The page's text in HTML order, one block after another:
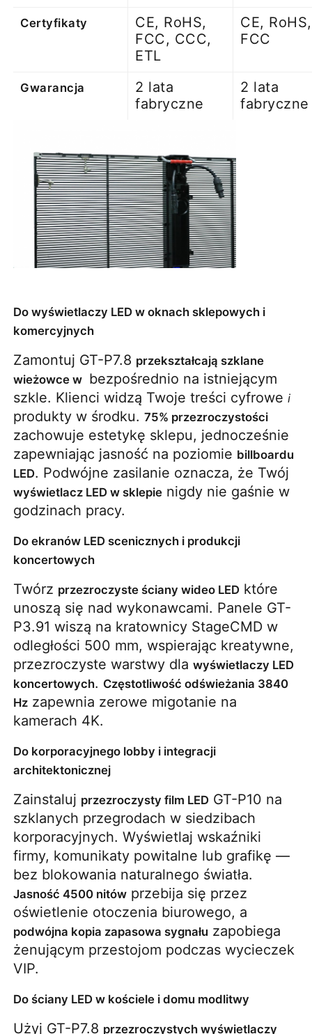
Certyfikaty
CE, RoHS,
FCC, CCC,
ETL
CE, RoHS,
FCC
Gwarancja
2 lata
fabryczne
2 lata
fabryczne
Do wyświetlaczy LED w oknach sklepowych i
komercyjnych
Zamontuj GT-P7.8 przekształcają szklane
wieżowce w bezpośrednio na istniejącym
szkle. Klienci widzą Twoje treści cyfrowe i
produkty w środku. 75% przezroczystości
zachowuje estetykę sklepu, jednocześnie
zapewniając jasność na poziomie billboardu
LED
wyświetlacz LED w sklepie nigdy nie gaśnie w
godzinach pracy.
Do ekranów LED scenicznych i produkcji
koncertowych
Twórz przezroczyste ściany wideo LED które
unoszą się nad wykonawcami. Panele GT-
P3.91 wiszą na kratownicy StageCMD w
odległości 500 mm, wspierając kreatywne,
przezroczyste warstwy dla wyświetlaczy LED
koncertowych. Częstotliwość odświeżania 3840
Hz zapewnia zerowe migotanie na
kamerach 4K.
Do korporacyjnego lobby i integracji
architektonicznej
Zainstaluj przezroczysty film LED GT-P10 na
szklanych przegrodach w siedzibach
korporacyjnych. Wyświetlaj wskaźniki
firmy, komunikaty powitalne lub grafikę —
Jasność 4500 nitów przebija się przez
podwójna kopia zapasowa sygnału zapobiega
żenującym przestojom podczas wycieczek
VIP.
Do ściany LED w kościele i domu modlitwy
Użyj GT-P7.8 przezroczystych wyświetlaczy